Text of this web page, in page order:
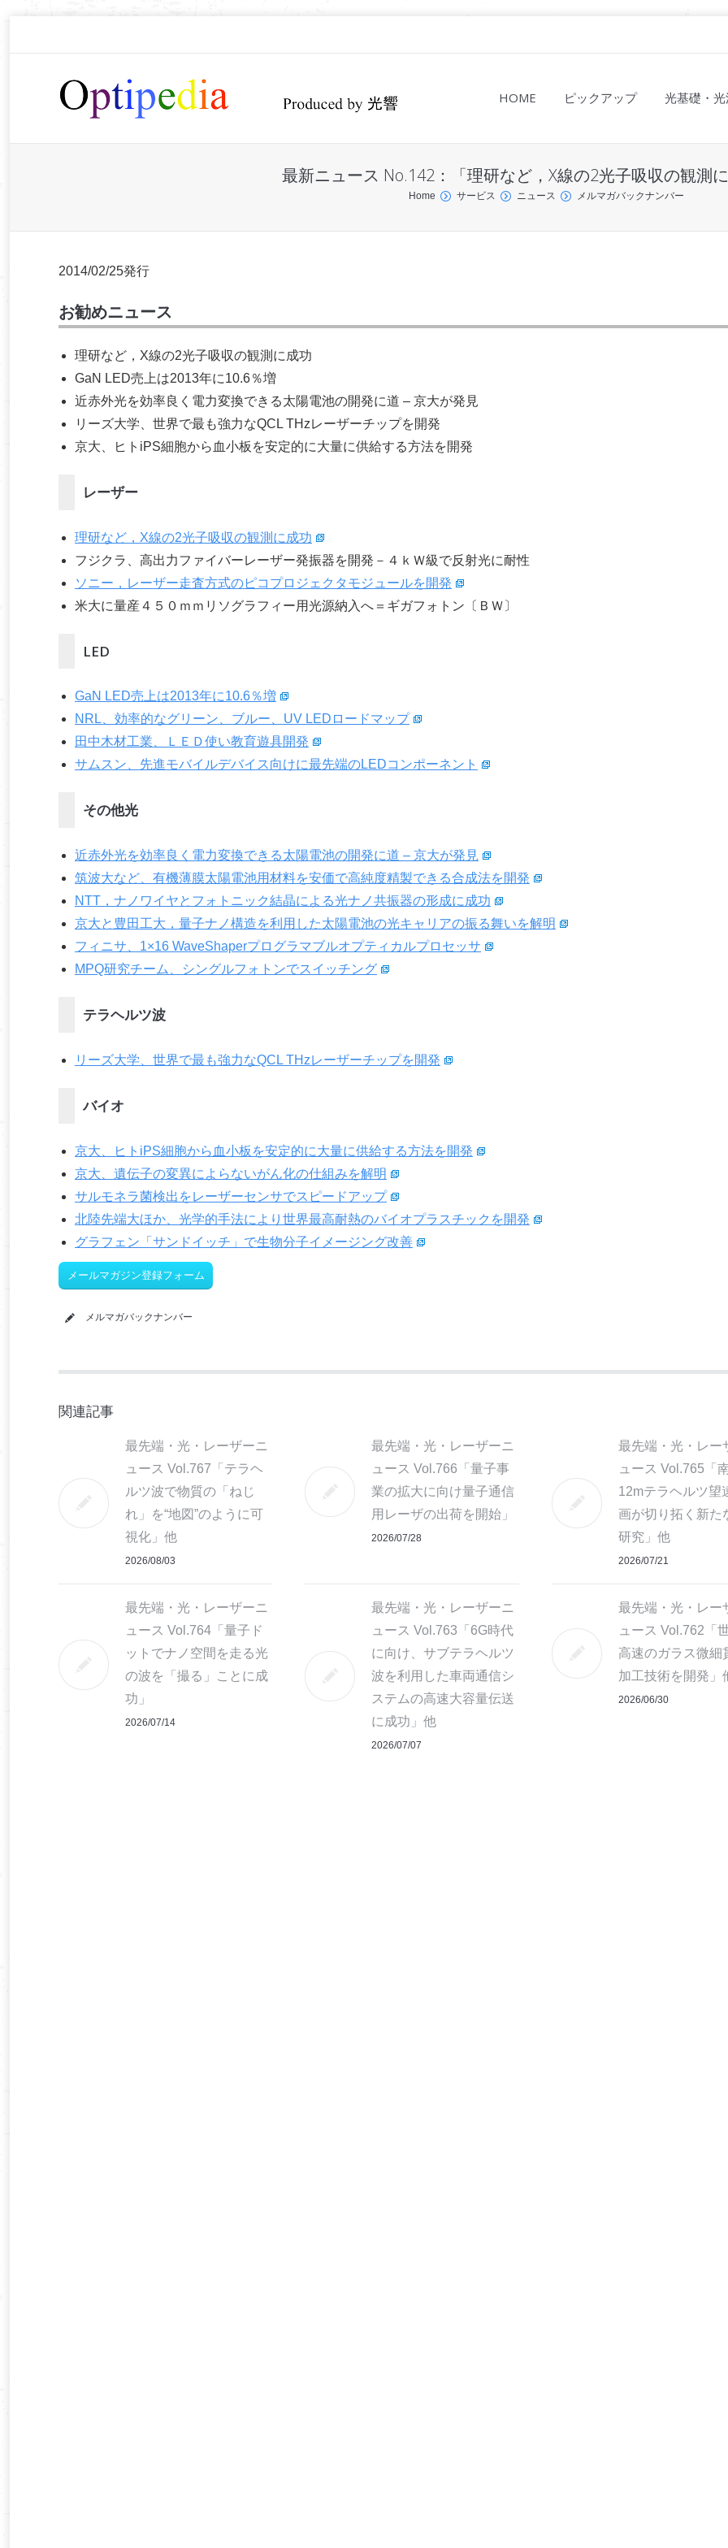
HOME ピックアップ 光基礎・
最新ニュース No.142：「理研など，X線の2光子吸収の観測
Home サービス ニュース メルマガバックナンバー
2014/02/25発行
お勧めニュース
理研など，X線の2光子吸収の観測に成功
GaN LED売上は2013年に10.6％増
近赤外光を効率良く電力変換できる太陽電池の開発に道 – 京大が発見
リーズ大学、世界で最も強力なQCL THzレーザーチップを開発
京大、ヒトiPS細胞から血小板を安定的に大量に供給する方法を開発
レーザー
理研など，X線の2光子吸収の観測に成功
フジクラ、高出力ファイバーレーザー発振器を開発－４ｋＷ級で反射光に耐性
ソニー，レーザー走査方式のピコプロジェクタモジュールを開発
米大に量産４５０ｍｍリソグラフィー用光源納入へ＝ギガフォトン〔ＢＷ〕
LED
GaN LED売上は2013年に10.6％増
NRL、効率的なグリーン、ブルー、UV LEDロードマップ
田中木材工業、ＬＥＤ使い教育遊具開発
サムスン、先進モバイルデバイス向けに最先端のLEDコンポーネント
その他光
近赤外光を効率良く電力変換できる太陽電池の開発に道 – 京大が発見
筑波大など、有機薄膜太陽電池用材料を安価で高純度精製できる合成法を開発
NTT，ナノワイヤとフォトニック結晶による光ナノ共振器の形成に成功
京大と豊田工大，量子ナノ構造を利用した太陽電池の光キャリアの振る舞いを解明
フィニサ、1×16 WaveShaperプログラマブルオプティカルプロセッサ
MPQ研究チーム、シングルフォトンでスイッチング
テラヘルツ波
リーズ大学、世界で最も強力なQCL THzレーザーチップを開発
バイオ
京大、ヒトiPS細胞から血小板を安定的に大量に供給する方法を開発
京大、遺伝子の変異によらないがん化の仕組みを解明
サルモネラ菌検出をレーザーセンサでスピードアップ
北陸先端大ほか、光学的手法により世界最高耐熱のバイオプラスチックを開発
グラフェン「サンドイッチ」で生物分子イメージング改善
メールマガジン登録フォーム
メルマガバックナンバー
関連記事
最先端・光・レーザーニ
ュース Vol.767「テラヘ
ルツ波で物質の「ねじ
れ」を“地図”のように可
視化」他
2026/08/03
最先端・光・レーザーニ
ュース Vol.766「量子事
業の拡大に向け量子通信
用レーザの出荷を開始」
2026/07/28
最先端・光・レー
ュース Vol.765「
12mテラヘルツ望
画が切り拓く新た
研究」他
2026/07/21
最先端・光・レーザーニ
ュース Vol.764「量子ド
ットでナノ空間を走る光
の波を「撮る」ことに成
功」
2026/07/14
最先端・光・レーザーニ
ュース Vol.763「6G時代
に向け、サブテラヘルツ
波を利用した車両通信シ
ステムの高速大容量伝送
に成功」他
2026/07/07
最先端・光・レー
ュース Vol.762「
高速のガラス微細
加工技術を開発」
2026/06/30